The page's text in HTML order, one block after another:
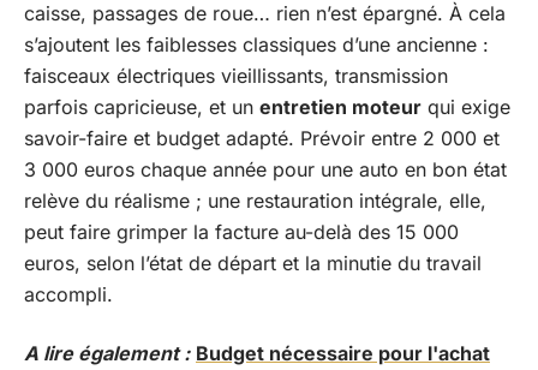
caisse, passages de roue… rien n’est épargné. À cela
s’ajoutent les faiblesses classiques d’une ancienne :
faisceaux électriques vieillissants, transmission
parfois capricieuse, et un entretien moteur qui exige
savoir-faire et budget adapté. Prévoir entre 2 000 et
3 000 euros chaque année pour une auto en bon état
relève du réalisme ; une restauration intégrale, elle,
peut faire grimper la facture au-delà des 15 000
euros, selon l’état de départ et la minutie du travail
accompli.
A lire également : Budget nécessaire pour l'achat